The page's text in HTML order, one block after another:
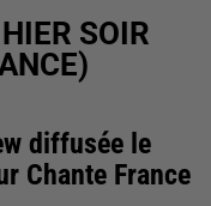
SOIR
diffusée le
Chante France